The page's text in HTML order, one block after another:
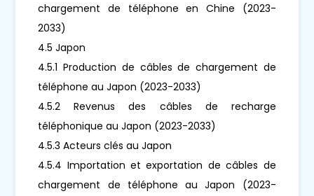
chargement de téléphone en Chine (2023-
2033)
4.5 Japon
4.5.1 Production de câbles de chargement de
téléphone au Japon (2023-2033)
4.5.2 Revenus des câbles de recharge
téléphonique au Japon (2023-2033)
4.5.3 Acteurs clés au Japon
4.5.4 Importation et exportation de câbles de
chargement de téléphone au Japon (2023-